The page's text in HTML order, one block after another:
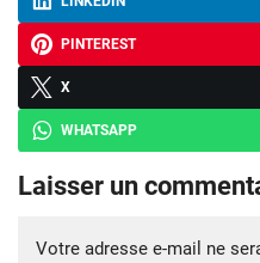
PINTEREST
X
WHATSAPP
Laisser un
Votre adresse e-mail ne